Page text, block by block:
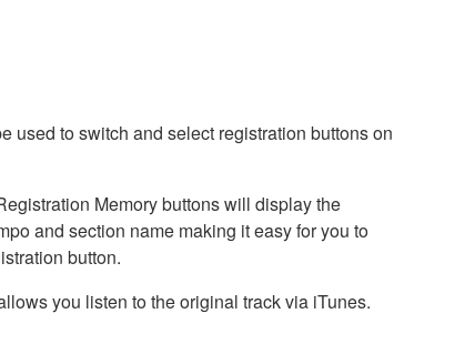
used to switch and select registration buttons on
Memory buttons will display the
and section name making it easy for you to
button.
you listen to the original track via iTunes.